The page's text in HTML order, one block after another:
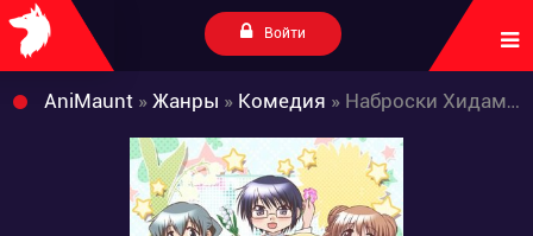
Войти
AniMaunt » Жанры » Комедия » Наброски Хидамари 3